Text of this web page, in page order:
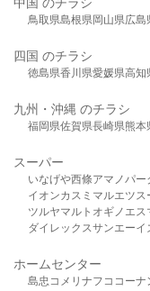
鳥取県島根県岡山県広島
四国 のチラシ
徳島県香川県愛媛県高知
九州・沖縄 のチラシ
福岡県佐賀県長崎県熊本
スーパー
いなげや西條アマノパー
イオンカスミ マルエツス
ツルヤマルト オギノ エス
ダイレックスサンエーイ
ホームセンター
島忠 コメリ ナフコ コーナ